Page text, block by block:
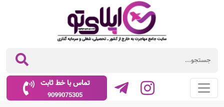
تماس با خط ثابت
9099075305